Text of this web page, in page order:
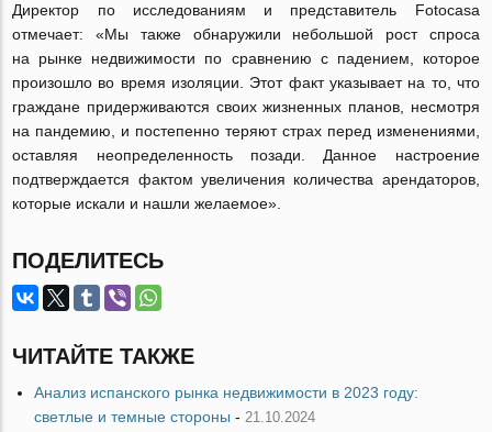
Директор по исследованиям и представитель Fotocasa
отмечает: «Мы также обнаружили небольшой рост спроса
на рынке недвижимости по сравнению с падением, которое
произошло во время изоляции. Этот факт указывает на то, что
граждане придерживаются своих жизненных планов, несмотря
на пандемию, и постепенно теряют страх перед изменениями,
оставляя неопределенность позади. Данное настроение
подтверждается фактом увеличения количества арендаторов,
которые искали и нашли желаемое».
ПОДЕЛИТЕСЬ
ЧИТАЙТЕ ТАКЖЕ
Анализ испанского рынка недвижимости в 2023 году:
светлые и темные стороны -21.10.2024